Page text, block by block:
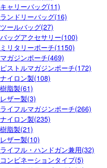
キャリーバッグ(11)
ランドリーバッグ(16)
ツールバッグ(27)
バッグアクセサリー(100)
ミリタリーポーチ(1150)
マガジンポーチ(469)
ピストルマガジンポーチ(172)
ナイロン製(108)
樹脂製(61)
レザー製(3)
ライフルマガジンポーチ(266)
ナイロン製(235)
樹脂製(21)
レザー製(10)
ライフル・ハンドガン兼用(32)
コンビネーションタイプ(5)